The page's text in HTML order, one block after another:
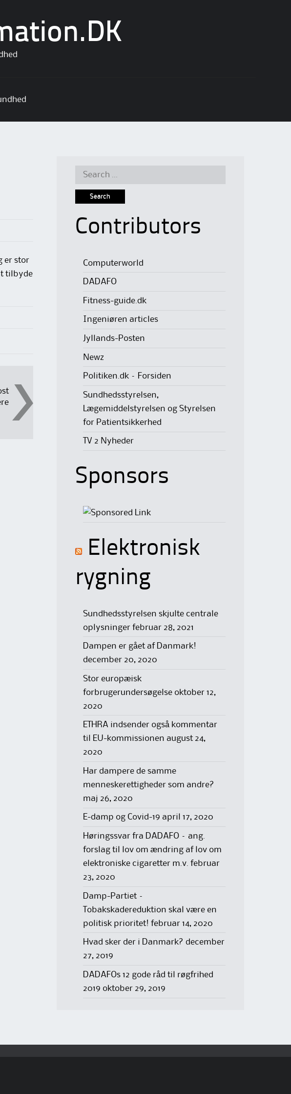
er stor
tilbyde
Search
Contributors
Computerworld
DADAFO
Fitness-guide.dk
Ingeniøren articles
Jyllands-Posten
Newz
Politiken.dk – Forsiden
Sundhedsstyrelsen,
Lægemiddelstyrelsen og Styrelsen
for Patientsikkerhed
TV 2 Nyheder
Sponsors
Elektronisk
rygning
Sundhedsstyrelsen skjulte centrale
oplysninger februar 28, 2021
Dampen er gået af Danmark!
december 20, 2020
Stor europæisk
forbrugerundersøgelse oktober 12,
2020
ETHRA indsender også kommentar
til EU-kommissionen august 24,
2020
Har dampere de samme
menneskerettigheder som andre?
maj 26, 2020
E-damp og Covid-19 april 17, 2020
Høringssvar fra DADAFO – ang.
forslag til lov om ændring af lov om
elektroniske cigaretter m.v. februar
23, 2020
Damp-Partiet –
Tobakskadereduktion skal være en
politisk prioritet! februar 14, 2020
Hvad sker der i Danmark? december
27, 2019
DADAFOs 12 gode råd til røgfrihed
2019 oktober 29, 2019